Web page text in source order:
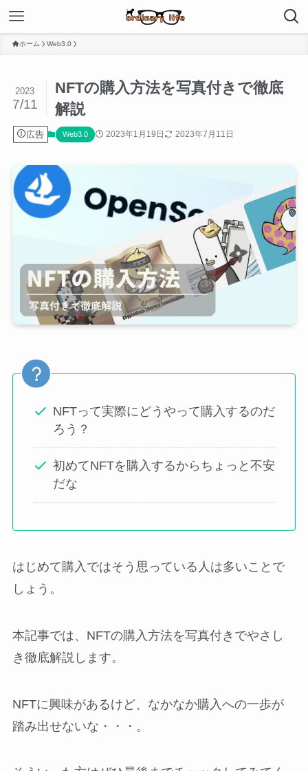
ホーム Web3.0
NFTの購入方法を写真付きで徹底
解説
2023
7/11
広告 Web3.0 2023年1月19日 2023年7月11日
NFTって実際にどうやって購入するのだ
ろう？
初めてNFTを購入するからちょっと不安
だな
はじめて購入ではそう思っている人は多いことで
しょう。
本記事では、NFTの購入方法を写真付きでやさし
き徹底解説します。
NFTに興味があるけど、なかなか購入への一歩が
踏み出せないな・・・。